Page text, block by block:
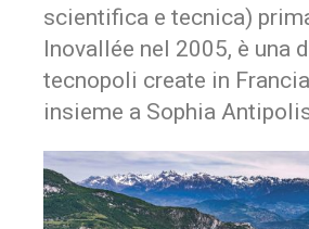
scientifica e tecnica)
Inovallée nel 2005, è una
tecnopoli create in
insieme a Sophia